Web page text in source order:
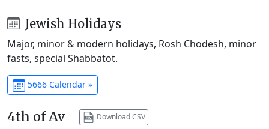
Jewish Holidays
Major, minor & modern holidays, Rosh Chodesh, minor
fasts, special Shabbatot.
5666 Calendar »
4th of Av Download CSV